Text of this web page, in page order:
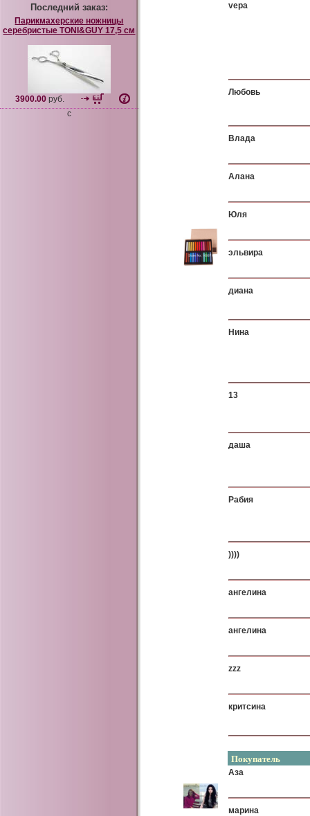
Последний заказ:
Парикмахерские ножницы
серебристые TONI&GUY 17,5 см
3900.00 руб.
c
vера
Любовь
Влада
Алана
Юля
эльвира
диана
Нина
13
даша
Рабия
))))
ангелина
ангелина
zzz
критсина
Покупатель
Аза
марина